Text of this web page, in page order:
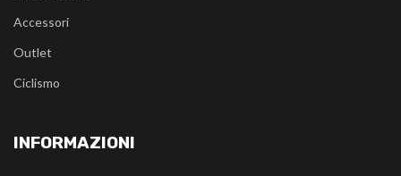
Accessori
Outlet
Ciclismo
INFORMAZIONI